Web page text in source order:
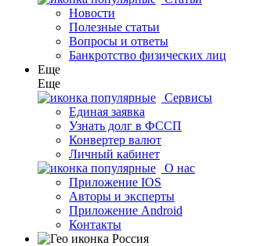
Новости
Полезные статьи
Вопросы и ответы
Банкротство физических лиц
Еще
Еще
Сервисы
Единая заявка
Узнать долг в ФССП
Конвертер валют
Личный кабинет
О нас
Приложение IOS
Авторы и эксперты
Приложение Android
Контакты
Россия